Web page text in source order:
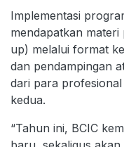
Implementasi
mendapatkan
up) melalui format
dan pendampingan
dari para
kedua.
“Tahun ini, BCIC